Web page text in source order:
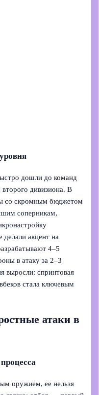
дошли до команд
дивизиона. В
со скромным бюджетом
соперникам,
акцент на
4–5
в атаку за 2–3
выросли: спринтовая
стала ключевым
атаки в
оружием, ее нельзя